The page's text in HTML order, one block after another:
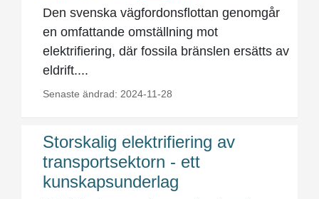
Den svenska vägfordonsflottan genomgår
en omfattande omställning mot
elektrifiering, där fossila bränslen ersätts av
eldrift....
Senaste ändrad: 2024-11-28
Storskalig elektrifiering av
transportsektorn - ett
kunskapsunderlag